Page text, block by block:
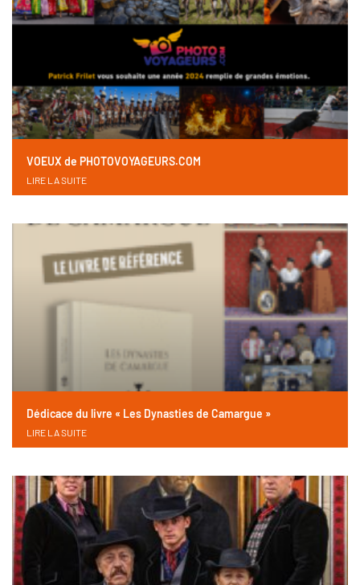
VOEUX de PHOTOVOYAGEURS.COM
LIRE LA SUITE
Dédicace du livre « Les Dynasties de Camargue »
LIRE LA SUITE